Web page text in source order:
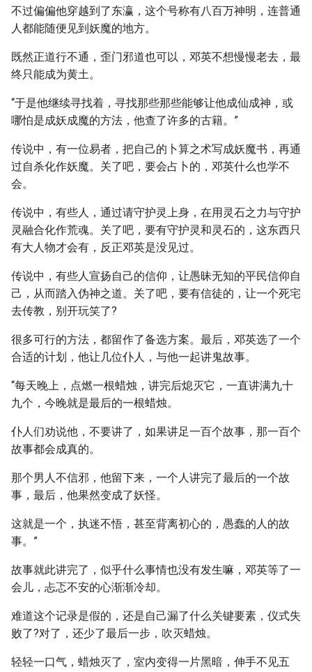
不过偏偏他穿越到了东瀛，这个号称有八百万神明，连普通
人都能随便见到妖魔的地方。
既然正道行不通，歪门邪道也可以，邓英不想慢慢老去，最
终只能成为黄土。
“于是他继续寻找着，寻找那些那些能够让他成仙成神，或
哪怕是成妖成魔的方法，他查了许多的古籍。”
传说中，有一位易者，把自己的卜算之术写成妖魔书，再通
过自杀化作妖魔。关了吧，要会占卜的，邓英什么也学不
会。
传说中，有些人，通过请守护灵上身，在用灵石之力与守护
灵融合化作荒魂。关了吧，要有守护灵和灵石的，这东西只
有大人物才会有，反正邓英是没见过。
传说中，有些人宣扬自己的信仰，让愚昧无知的平民信仰自
己，从而踏入伪神之道。关了吧，要有信徒的，让一个死宅
去传教，别开玩笑了?
很多可行的方法，都留作了备选方案。最后，邓英选了一个
合适的计划，他让几位仆人，与他一起讲鬼故事。
“每天晚上，点燃一根蜡烛，讲完后熄灭它，一直讲满九十
九个，今晚就是最后的一根蜡烛。
仆人们劝说他，不要讲了，如果讲足一百个故事，那一百个
故事都会成真的。
那个男人不信邪，他留下来，一个人讲完了最后的一个故
事，最后，他果然变成了妖怪。
这就是一个，执迷不悟，甚至背离初心的，愚蠢的人的故
事。”
故事就此讲完了，似乎什么事情也没有发生嘛，邓英等了一
会儿，忐忑不安的心渐渐冷却。
难道这个记录是假的，还是自己漏了什么关键要素，仪式失
败了?对了，还少了最后一步，吹灭蜡烛。
轻轻一口气，蜡烛灭了，室内变得一片黑暗，伸手不见五